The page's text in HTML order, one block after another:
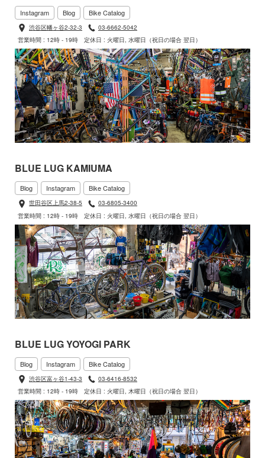
Instagram Blog Bike Catalog
渋谷区幡ヶ谷2-32-3
03-6662-5042
営業時間 : 12時 - 19時
定休日 : 火曜日, 水曜日（祝日の場合 翌日）
BLUE LUG KAMIUMA
Blog Instagram Bike Catalog
世田谷区上馬2-38-5
03-6805-3400
営業時間 : 12時 - 19時
定休日 : 火曜日, 水曜日（祝日の場合 翌日）
BLUE LUG YOYOGI PARK
Blog Instagram Bike Catalog
渋谷区富ヶ谷1-43-3
03-6416-8532
営業時間 : 12時 - 19時
定休日 : 火曜日, 木曜日（祝日の場合 翌日）